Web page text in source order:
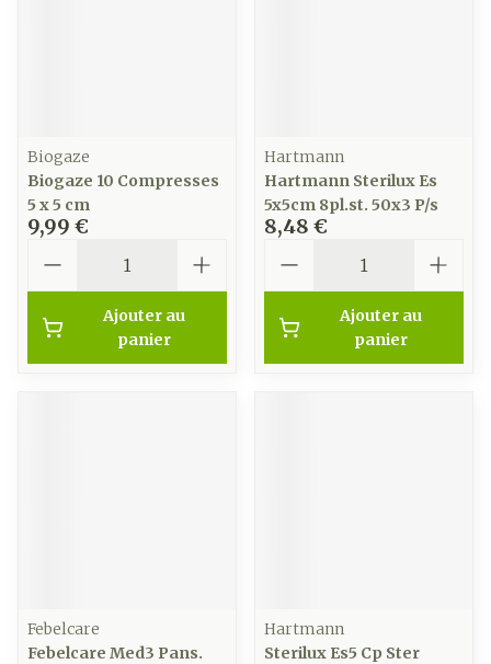
Biogaze
Biogaze 10 Compresses
5 x 5 cm
9,99 €
Ajouter au
panier
Hartmann
Hartmann Sterilux Es
5x5cm 8pl.st. 50x3 P/s
8,48 €
Ajouter au
panier
Febelcare
Febelcare Med3 Pans.
Hartmann
Sterilux Es5 Cp Ster